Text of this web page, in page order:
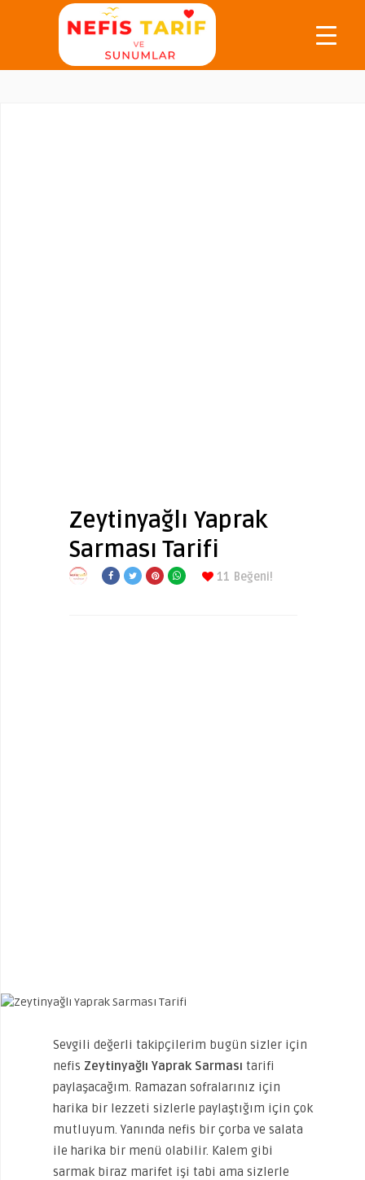
Zeytinyağlı Yaprak
Sarması Tarifi
11 Beğeni!
Sevgili değerli takipçilerim bugün sizler için
nefis Zeytinyağlı Yaprak Sarması tarifi
paylaşacağım. Ramazan sofralarınız için
harika bir lezzeti sizlerle paylaştığım için çok
mutluyum. Yanında nefis bir çorba ve salata
ile harika bir menü olabilir. Kalem gibi
sarmak biraz marifet işi tabi ama sizlerle